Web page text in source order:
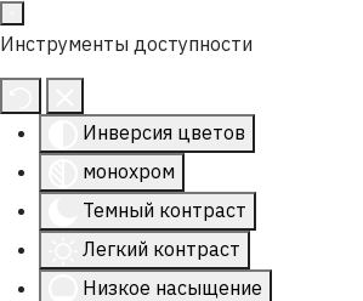
Инструменты доступности
Инверсия цветов
монохром
Темный контраст
Легкий контраст
Низкое насыщение